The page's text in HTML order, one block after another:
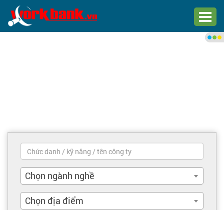
Trang chủ
Việc làm mới nhất
Tìm việc làm
Chọn ngành nghề
Chọn địa điểm